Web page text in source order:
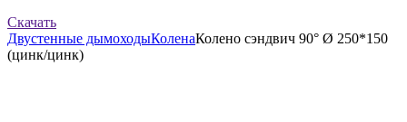
Скачать
Двустенные дымоходыКоленаКолено сэндвич 90° Ø 250*150
(цинк/цинк)